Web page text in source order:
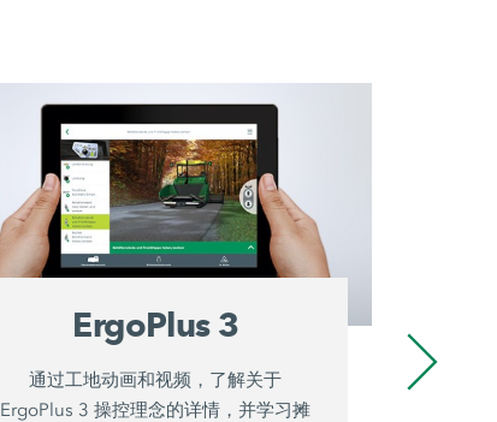
ErgoPlus 3
通过工地动画和视频，了解关于
ErgoPlus 3 操控理念的详情，并学习摊